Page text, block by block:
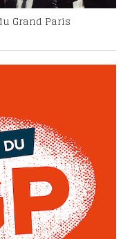
Grand Paris